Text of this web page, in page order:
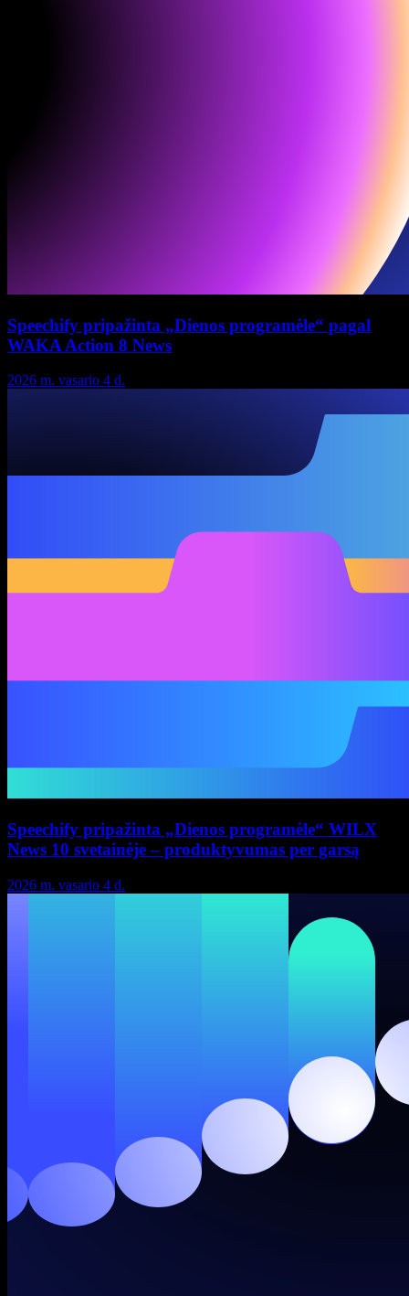
Speechify pripažinta „Dienos programėle“ pagal
WAKA Action 8 News
2026 m. vasario 4 d.
Speechify pripažinta „Dienos programėle“ WILX
News 10 svetainėje – produktyvumas per garsą
2026 m. vasario 4 d.